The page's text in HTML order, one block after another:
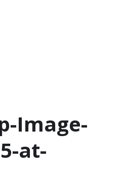
Image-
at-